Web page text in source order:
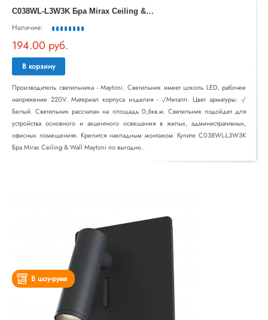
C
038WL-L3W3K Бра Mirax Ceiling & Wall Maytoni
Наличие:
194.00 руб.
В корзину
Производитель светильника - Maytoni. Светильник имеет цоколь LED, рабочее
напряжение 220V. Материал корпуса изделия - -/Металл. Цвет арматуры: -/
Белый. Светильник рассчитан на площадь 0,6кв.м. Светильник подойдет для
устройства основного и акцентного освещения в жилых, административных,
офисных помещениях. Крепится накладным монтажом. Купите C038WL-L3W3K
Бра Mirax Ceiling & Wall Maytoni по выгодно..
В шоу-руме